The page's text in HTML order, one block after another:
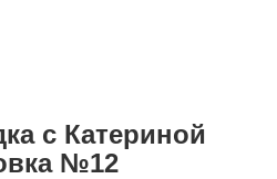
с Катериной
№12